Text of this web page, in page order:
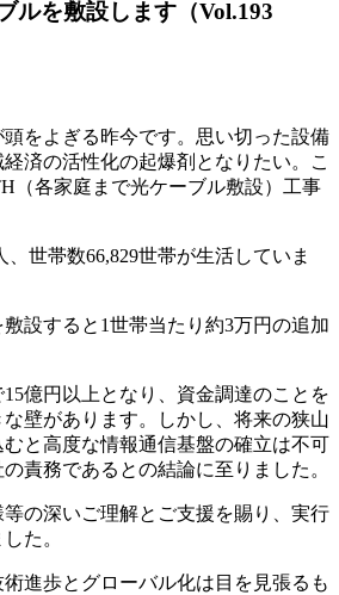
ルを敷設します （Vol.193
をよぎる昨今です。思い切った設備
済の活性化の起爆剤となりたい。こ
（各家庭まで光ケーブル敷設）工事
、世帯数66,829世帯が生活していま
設すると1世帯当たり約3万円の追加
億円以上となり、資金調達のことを
壁があります。しかし、将来の狭山
と高度な情報通信基盤の確立は不可
責務であるとの結論に至りました。
の深いご理解とご支援を賜り、実行
た。
進歩とグローバル化は目を見張るも